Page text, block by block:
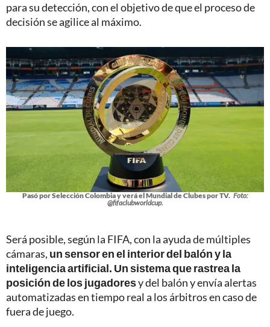
para su detección, con el objetivo de que el proceso de
decisión se agilice al máximo.
Pasó por Selección Colombia y verá el Mundial de Clubes por TV. Foto:
@fifaclubworldcup.
Será posible, según la FIFA, con la ayuda de múltiples
cámaras, un sensor en el interior del balón y la
inteligencia artificial. Un sistema que rastrea la
posición de los jugadoresy del balón y envía alertas
automatizadas en tiempo real a los árbitros en caso de
fuera de juego.